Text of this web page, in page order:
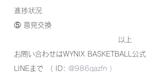
進捗状況
⑤ 意見交換
以上
お問い合わせはWYNIX BASKETBALL公式
LINEまで （ ID: @986qazfn ）